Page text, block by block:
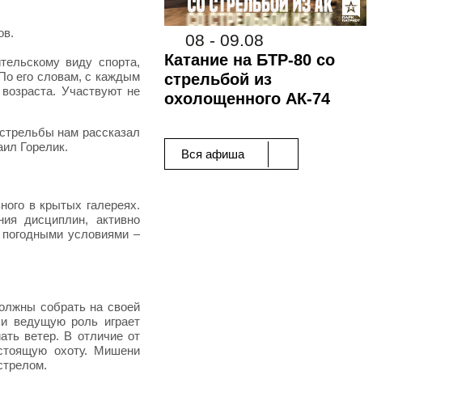
виду спорта,
его словам, с каждым
Участвуют не
нам рассказал
Горелик.
в крытых галереях.
дисциплин, активно
условиями –
собрать на своей
ведущую роль играет
ветер. В отличие от
охоту. Мишени
08 - 09.08
Катание на БТР-80 со
стрельбой из
охолощенного АК-74
Вся афиша